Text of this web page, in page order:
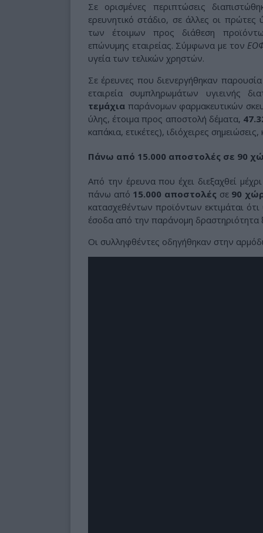
Σε ορισμένες περιπτώσεις
ερευνητικό στάδιο, σε άλλες οι
των έτοιμων προς διάθεση
επώνυμης εταιρείας. Σύμφωνα με τον
υγεία των τελικών χρηστών.
Σε έρευνες που διενεργήθηκαν
εταιρεία συμπληρωμάτων υγιεινής
τεμάχια παράνομων φαρμακευτικών
ύλης, έτοιμα προς αποστολή δέματα,
καπάκια, ετικέτες), ιδιόχειρες
Πάνω από 15.000 αποστολές σε 90
Από την έρευνα που έχει διεξαχθεί
πάνω από 15.000 αποστολές σε 90
κατασχεθέντων προϊόντων εκτιμάται ότι
έσοδα από την παράνομη
Οι συλληφθέντες οδηγήθηκαν στην